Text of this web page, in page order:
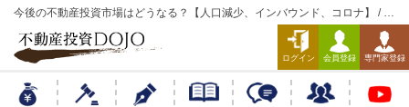
今後の不動産投資市場はどうなる？【人口減少、インバウンド、コロナ】 / 不
ログイン 会員登録 専門家登録